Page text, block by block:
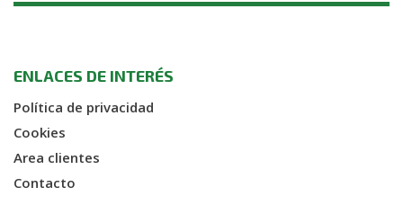
ENLACES DE INTERÉS
Política de privacidad
Cookies
Area clientes
Contacto